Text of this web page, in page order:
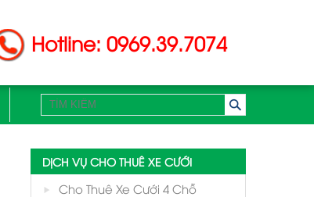
Hotline: 0969.39.7074
DỊCH VỤ CHO THUÊ XE CƯỚI
Cho Thuê Xe Cưới 4 Chỗ